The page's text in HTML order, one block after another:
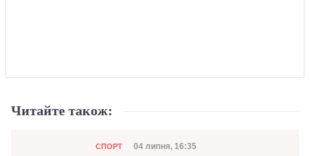
Читайте також:
Категорія
СПОРТ Дата публікації
04 липня, 16:35